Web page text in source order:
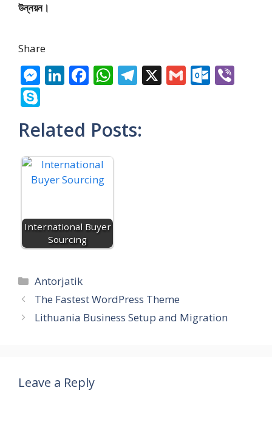
উন্নয়ন।
Share
M
e
e
n
g
er
Li
n
e
dI
n
F
ac
b
o
o
k
W
h
s
A
T
el
gr
X G
m
O
ut
k
y
p
e
Related Posts:
International Buyer
Sourcing
Categories
Antorjatik
The Fastest WordPress Theme
Lithuania Business Setup and Migration
Leave a Reply